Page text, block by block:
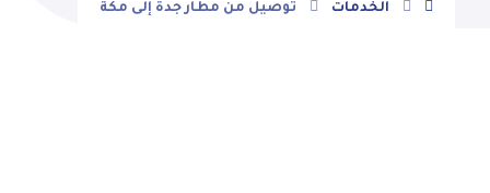
الخدمات توصيل من مطار جدة إلى مكة